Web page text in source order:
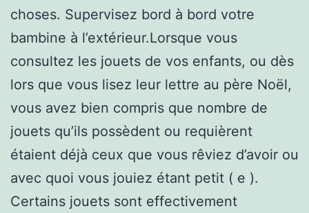
choses. Supervisez bord à bord votre
bambine à l’extérieur.Lorsque vous
consultez les jouets de vos enfants, ou dès
lors que vous lisez leur lettre au père Noël,
vous avez bien compris que nombre de
jouets qu’ils possèdent ou requièrent
étaient déjà ceux que vous rêviez d’avoir ou
avec quoi vous jouiez étant petit ( e ).
Certains jouets sont effectivement